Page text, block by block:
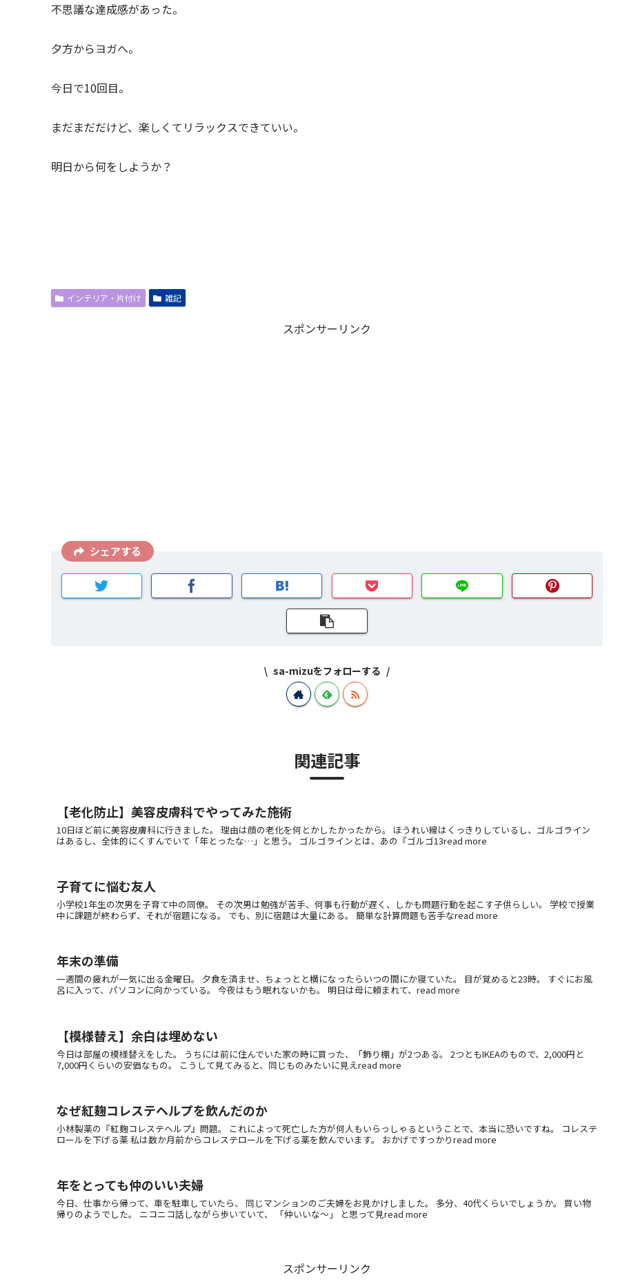
不思議な達成感があった。
夕方からヨガへ。
今日で10回目。
まだまだだけど、楽しくてリラックスできていい。
明日から何をしようか？
インテリア・片付け 雑記
スポンサーリンク
シェアする
sa-mizuをフォローする
関連記事
【老化防止】美容皮膚科でやってみた施術
10日ほど前に美容皮膚科に行きました。 理由は顔の老化を何とかしたかったから。 ほうれい線はくっきりしているし、ゴルゴライン
はあるし、全体的にくすんでいて「年とったな…」と思う。 ゴルゴラインとは、あの『ゴルゴ13read more
子育てに悩む友人
小学校1年生の次男を子育て中の同僚。 その次男は勉強が苦手、何事も行動が遅く、しかも問題行動を起こす子供らしい。 学校で授業
中に課題が終わらず、それが宿題になる。 でも、別に宿題は大量にある。 簡単な計算問題も苦手なread more
年末の準備
一週間の疲れが一気に出る金曜日。 夕食を済ませ、ちょっとと横になったらいつの間にか寝ていた。 目が覚めると23時。 すぐにお風
呂に入って、パソコンに向かっている。 今夜はもう眠れないかも。 明日は母に頼まれて、read more
【模様替え】余白は埋めない
今日は部屋の模様替えをした。 うちには前に住んでいた家の時に買った、「飾り棚」が2つある。 2つともIKEAのもので、2,000円と
7,000円くらいの安価なもの。 こうして見てみると、同じものみたいに見えread more
なぜ紅麹コレステヘルプを飲んだのか
小林製薬の『紅麹コレステヘルプ』問題。 これによって死亡した方が何人もいらっしゃるということで、本当に恐いですね。 コレステ
ロールを下げる薬 私は数か月前からコレステロールを下げる薬を飲んでいます。 おかげですっかりread more
年をとっても仲のいい夫婦
今日、仕事から帰って、車を駐車していたら、 同じマンションのご夫婦をお見かけしました。 多分、40代くらいでしょうか。 買い物
帰りのようでした。 ニコニコ話しながら歩いていて、 「仲いいな～」 と思って見read more
スポンサーリンク